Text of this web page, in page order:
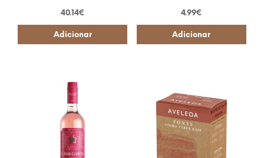
40.14€
Adicionar
4.99€
Adicionar